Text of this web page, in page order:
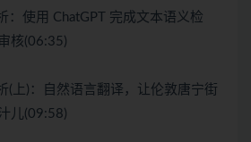
：使用 ChatGPT 完成文本语义检
核(06:35)
(上)：自然语言翻译，让伦敦唐宁街
儿(09:58)